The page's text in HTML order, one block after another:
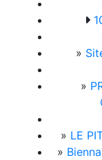
»
»
» LE
»